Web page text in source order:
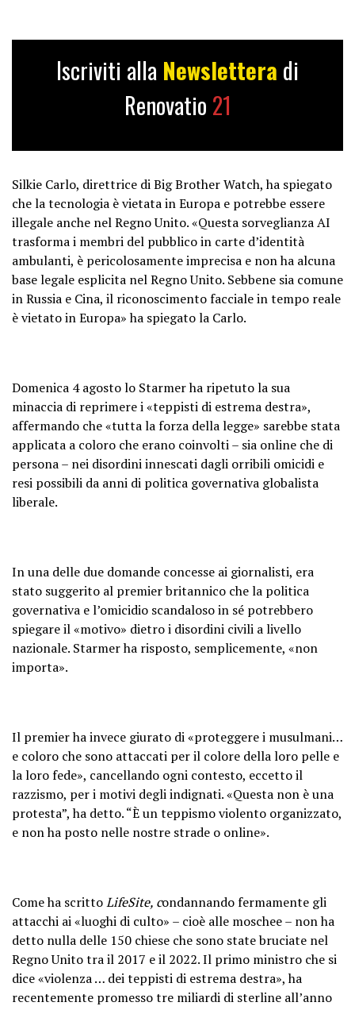
Iscriviti alla Newslettera di
Renovatio 21
Silkie Carlo, direttrice di Big Brother Watch, ha spiegato
che la tecnologia è vietata in Europa e potrebbe essere
illegale anche nel Regno Unito. «Questa sorveglianza AI
trasforma i membri del pubblico in carte d’identità
ambulanti, è pericolosamente imprecisa e non ha alcuna
base legale esplicita nel Regno Unito. Sebbene sia comune
in Russia e Cina, il riconoscimento facciale in tempo reale
è vietato in Europa» ha spiegato la Carlo.
Domenica 4 agosto lo Starmer ha ripetuto la sua
minaccia di reprimere i «teppisti di estrema destra»,
affermando che «tutta la forza della legge» sarebbe stata
applicata a coloro che erano coinvolti – sia online che di
persona – nei disordini innescati dagli orribili omicidi e
resi possibili da anni di politica governativa globalista
liberale.
In una delle due domande concesse ai giornalisti, era
stato suggerito al premier britannico che la politica
governativa e l’omicidio scandaloso in sé potrebbero
spiegare il «motivo» dietro i disordini civili a livello
nazionale. Starmer ha risposto, semplicemente, «non
importa».
Il premier ha invece giurato di «proteggere i musulmani…
e coloro che sono attaccati per il colore della loro pelle e
la loro fede», cancellando ogni contesto, eccetto il
razzismo, per i motivi degli indignati. «Questa non è una
protesta”, ha detto. “È un teppismo violento organizzato,
e non ha posto nelle nostre strade o online».
Come ha scrittoLifeSite, condannando fermamente gli
attacchi ai «luoghi di culto» – cioè alle moschee – non ha
detto nulla delle 150 chiese che sono state bruciate nel
Regno Unito tra il 2017 e il 2022. Il primo ministro che si
dice «violenza … dei teppisti di estrema destra», ha
recentemente promesso tre miliardi di sterline all’anno